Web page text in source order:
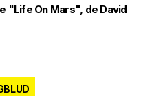
"Life On Mars", de David